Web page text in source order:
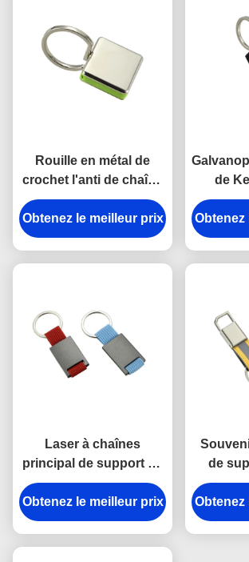
Rouille en métal de
crochet l'anti de chaîne
principale de rupture en
alliage de zinc de
support a gravé des
Obtenez le meilleur prix
de
Obtenez
Laser à chaînes
principal de support en
métal de rectangle
gravant le cadeau de
souvenir de toile
Obtenez le meilleur prix
de
du
crochet
Obtenez